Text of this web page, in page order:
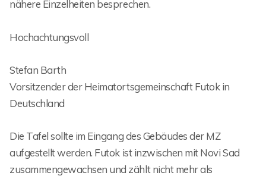
nähere Einzelheiten besprechen.
Hochachtungsvoll
Stefan Barth
Vorsitzender der Heimatortsgemeinschaft Futok in
Deutschland
Die Tafel sollte im Eingang des Gebäudes der MZ
aufgestellt werden. Futok ist inzwischen mit Novi Sad
zusammengewachsen und zählt nicht mehr als